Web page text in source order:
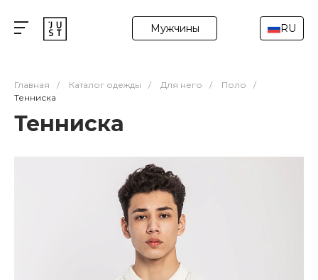
Мужчины RU
Главная / Каталог одежды / Для него / Поло
/
Тенниска
Тенниска